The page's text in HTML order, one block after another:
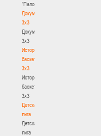
"Палова"
Документы
3х3
Документы
3х3
История
баскетбола
3х3
История
баскетбола
3х3
Детская
лига
Детская
лига